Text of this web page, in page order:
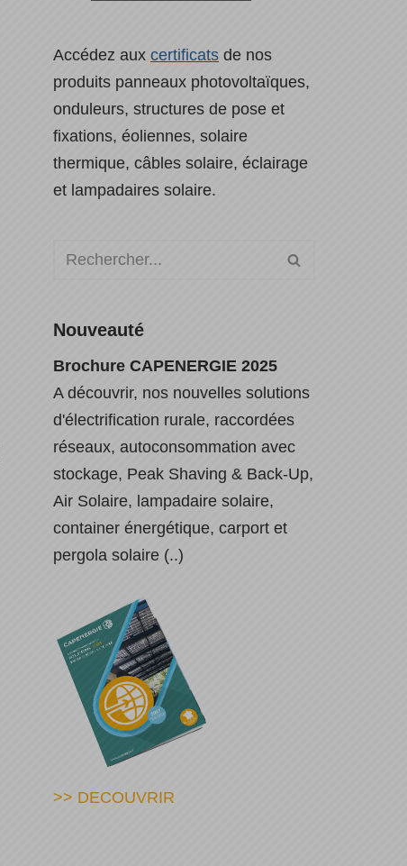
Accédez aux certificats de nos
produits panneaux photovoltaïques,
onduleurs, structures de pose et
fixations, éoliennes, solaire
thermique, câbles solaire, éclairage
et lampadaires solaire.
Nouveauté
Brochure CAPENERGIE 2025
A découvrir, nos nouvelles solutions
d'électrification rurale, raccordées
réseaux, autoconsommation avec
stockage, Peak Shaving & Back-Up,
Air Solaire, lampadaire solaire,
container énergétique, carport et
pergola solaire (..)
>> DECOUVRIR